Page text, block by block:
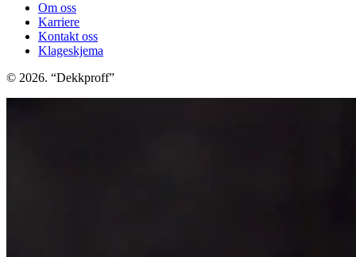
Om oss
Karriere
Kontakt oss
Klageskjema
© 2026. “Dekkproff”